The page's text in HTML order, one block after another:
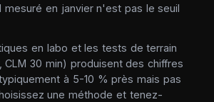
mesuré en janvier n'est pas le seuil
en labo et les tests de terrain
CLM 30 min) produisent des chiffres
à 5-10 % près mais pas
une méthode et tenez-